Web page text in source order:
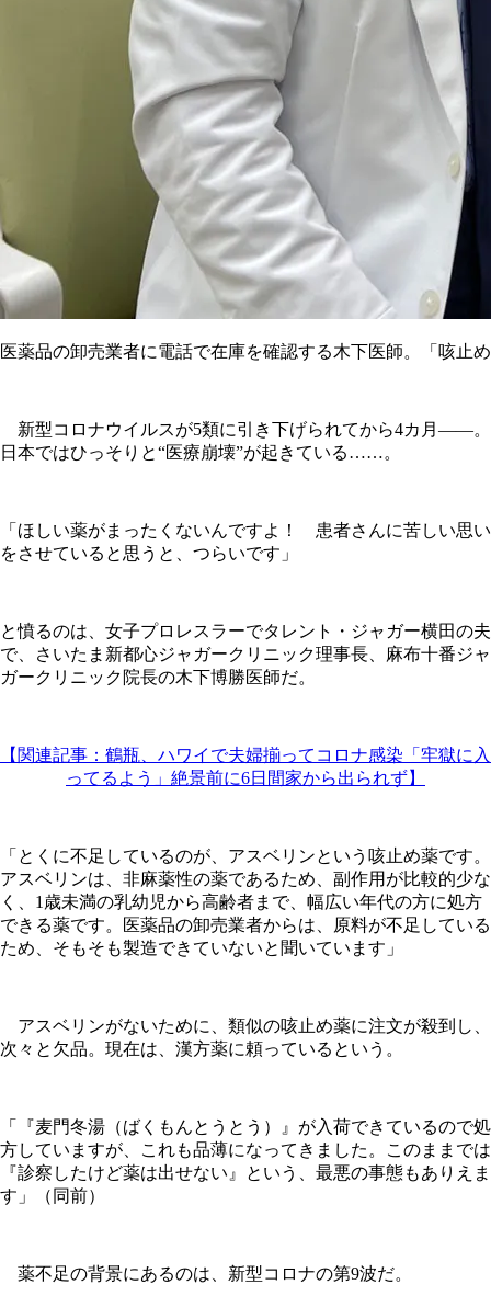
医薬品の卸売業者に電話で在庫を確認する木下医師。「咳止
新型コロナウイルスが5類に引き下げられてから4カ月――。
日本ではひっそりと“医療崩壊”が起きている……。
「ほしい薬がまったくないんですよ！ 患者さんに苦しい思い
をさせていると思うと、つらいです」
と憤るのは、女子プロレスラーでタレント・ジャガー横田の夫
で、さいたま新都心ジャガークリニック理事長、麻布十番ジャ
ガークリニック院長の木下博勝医師だ。
【関連記事：鶴瓶、ハワイで夫婦揃ってコロナ感染「牢獄に入
ってるよう」絶景前に6日間家から出られず】
「とくに不足しているのが、アスベリンという咳止め薬です。
アスベリンは、非麻薬性の薬であるため、副作用が比較的少な
く、1歳未満の乳幼児から高齢者まで、幅広い年代の方に処方
できる薬です。医薬品の卸売業者からは、原料が不足している
ため、そもそも製造できていないと聞いています」
アスベリンがないために、類似の咳止め薬に注文が殺到し、
次々と欠品。現在は、漢方薬に頼っているという。
「『麦門冬湯（ばくもんとうとう）』が入荷できているので処
方していますが、これも品薄になってきました。このままでは
『診察したけど薬は出せない』という、最悪の事態もありえま
す」（同前）
薬不足の背景にあるのは、新型コロナの第9波だ。